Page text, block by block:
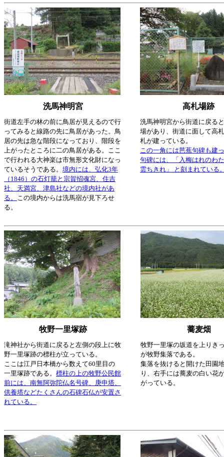
洗馬神明宮 高札場跡
街道左手の林の前に鳥居が見えるので行
ってみると線路の先に鳥居があった。鳥
居の先は急な階段になっており、階段を
上がったところに二の鳥居がある。ここ
で行われる大神楽は市無形文化財になっ
ているそうである。 境内には、弘化3年
（1846）の石灯籠と宗賀招魂宮、住吉
社、天満宮、津島社などの境内社があ
る。 この境内からは洗馬宿が見下ろせ
る。
洗馬神明宮から街道に戻る
場があり、街道に面して高
札が建っている。
この一角には芭蕉句碑も建
句碑には、「入梅はれのわ
雲ちきれ」 と刻まれている
牧野一里塚跡 蕎麦畑
滝神社から街道に戻ると左側の段上に牧
野一里塚跡の標柱が立っている。
ここは江戸日本橋から数えて60里目の
一里塚跡である。 標柱の上の牧野公民館
前には、南無阿弥陀仏名号碑、庚申塔、
供養塔などたくさんの石碑石仏が安置さ
れている。
牧野一里塚の坂道を上りき
が牧野集落である。
集落を抜けると開けた田園
り、右手には蕎麦の白い花
がっている。